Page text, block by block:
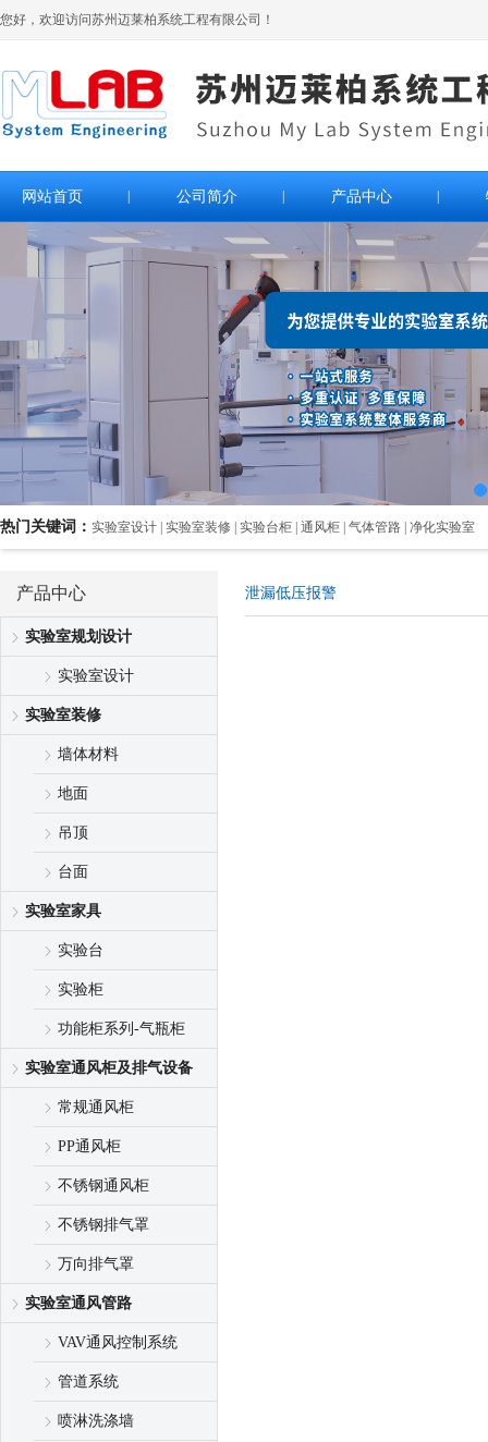
您好，欢迎访问苏州迈莱柏系统工程有限公司！
网站首页 公司简介 产品中心
热门关键词： 实验室设计 | 实验室装修 | 实验台柜 | 通风柜 | 气体管路 | 净化实验室
产品中心
实验室规划设计
实验室设计
实验室装修
墙体材料
地面
吊顶
台面
实验室家具
实验台
实验柜
功能柜系列-气瓶柜
实验室通风柜及排气设备
常规通风柜
PP通风柜
不锈钢通风柜
不锈钢排气罩
万向排气罩
实验室通风管路
VAV通风控制系统
管道系统
喷淋洗涤墙
泄漏低压报警